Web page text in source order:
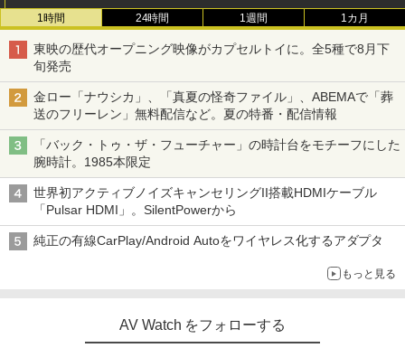
1時間 24時間 1週間 1カ月
東映の歴代オープニング映像がカプセルトイに。全5種で8月下
旬発売
金ロー「ナウシカ」、「真夏の怪奇ファイル」、ABEMAで「葬
送のフリーレン」無料配信など。夏の特番・配信情報
「バック・トゥ・ザ・フューチャー」の時計台をモチーフにした
腕時計。1985本限定
世界初アクティブノイズキャンセリングII搭載HDMIケーブル
「Pulsar HDMI」。SilentPowerから
純正の有線CarPlay/Android Autoをワイヤレス化するアダプタ
もっと見る
AV Watch をフォローする